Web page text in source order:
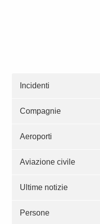
Incidenti
Compagnie
Aeroporti
Aviazione civile
Ultime notizie
Persone